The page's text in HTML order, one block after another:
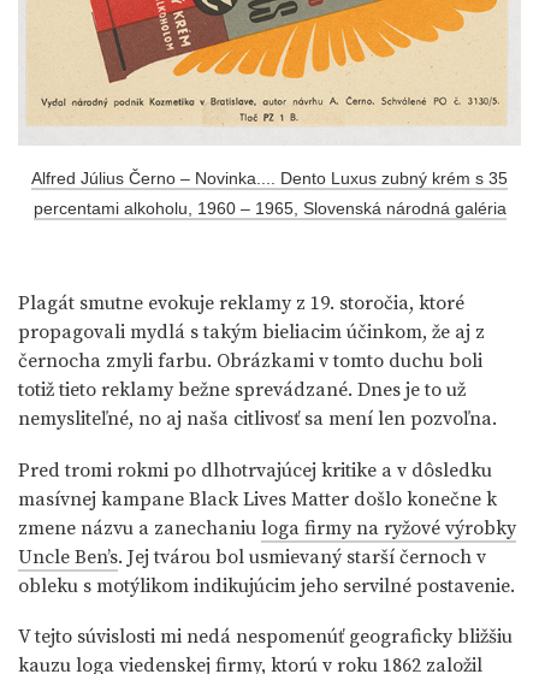
Alfred Július Černo – Novinka.... Dento Luxus zubný krém s 35
percentami alkoholu, 1960 – 1965, Slovenská národná galéria
Plagát smutne evokuje reklamy z 19. storočia, ktoré
propagovali mydlá s takým bieliacim účinkom, že aj z
černocha zmyli farbu. Obrázkami v tomto duchu boli
totiž tieto reklamy bežne sprevádzané. Dnes je to už
nemysliteľné, no aj naša citlivosť sa mení len pozvoľna.
Pred tromi rokmi po dlhotrvajúcej kritike a v dôsledku
masívnej kampane Black Lives Matter došlo konečne k
zmene názvu a zanechaniu loga firmy na ryžové výrobky
Uncle Ben’s. Jej tvárou bol usmievaný starší černoch v
obleku s motýlikom indikujúcim jeho servilné postavenie.
V tejto súvislosti mi nedá nespomenúť geograficky bližšiu
kauzu loga viedenskej firmy, ktorú v roku 1862 založil